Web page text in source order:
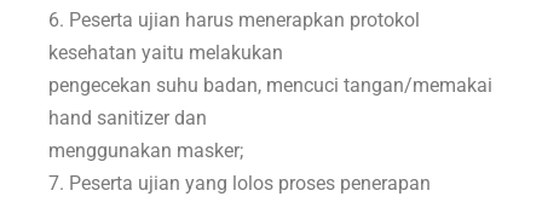
6. Peserta ujian harus menerapkan protokol
kesehatan yaitu melakukan
pengecekan suhu badan, mencuci tangan/memakai
hand sanitizer dan
menggunakan masker;
7. Peserta ujian yang lolos proses penerapan